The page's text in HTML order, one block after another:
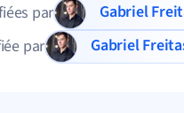
par
Gabriel
par
Gabriel